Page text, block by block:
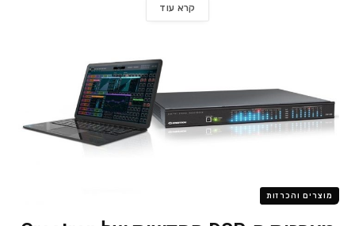
קרא עוד
מוצרים והכרזות